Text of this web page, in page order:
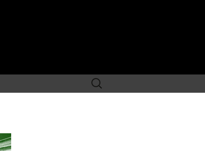
Rechercher :